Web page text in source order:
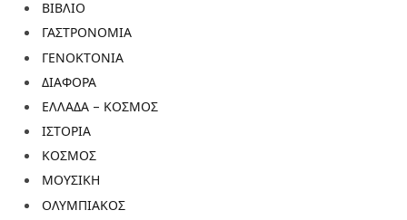
ΒΙΒΛΙΟ
ΓΑΣΤΡΟΝΟΜΙΑ
ΓΕΝΟΚΤΟΝΙΑ
ΔΙΑΦΟΡΑ
ΕΛΛΑΔΑ – ΚΟΣΜΟΣ
ΙΣΤΟΡΙΑ
ΚΟΣΜΟΣ
ΜΟΥΣΙΚΗ
ΟΛΥΜΠΙΑΚΟΣ